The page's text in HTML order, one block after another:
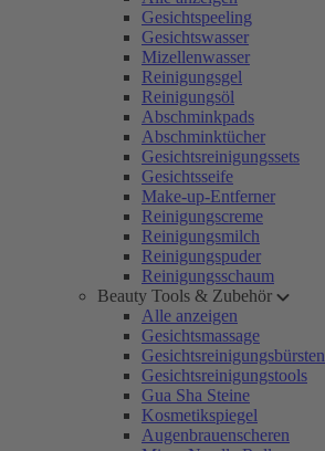
Gesichtspeeling
Gesichtswasser
Mizellenwasser
Reinigungsgel
Reinigungsöl
Abschminkpads
Abschminktücher
Gesichtsreinigungssets
Gesichtsseife
Make-up-Entferner
Reinigungscreme
Reinigungsmilch
Reinigungspuder
Reinigungsschaum
Beauty Tools & Zubehör
Alle anzeigen
Gesichtsmassage
Gesichtsreinigungsbürsten
Gesichtsreinigungstools
Gua Sha Steine
Kosmetikspiegel
Augenbrauenscheren